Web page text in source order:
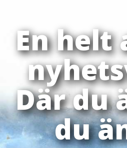
En helt
Där du
du